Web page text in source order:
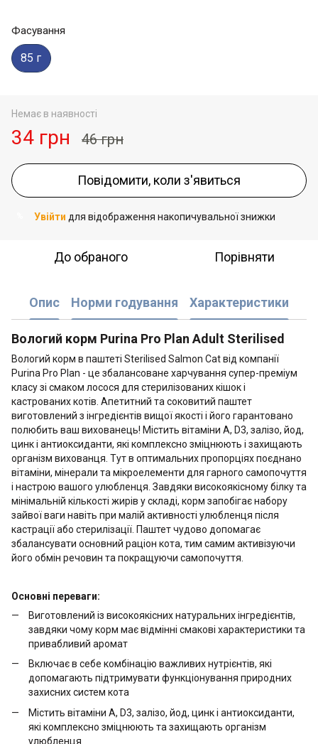
Фасування
85 г
Немає в наявності
34 грн 46 грн
Повідомити, коли з'явиться
Увійти для відображення накопичувальної знижки
До обраного Порівняти
Опис Норми годування Характеристики
Вологий корм Purina Pro Plan Adult Sterilised
Вологий корм в паштеті Sterilised Salmon Cat від компанії
Purina Pro Plan - це збалансоване харчування супер-преміум
класу зі смаком лосося для стерилізованих кішок і
кастрованих котів. Апетитний та соковитий паштет
виготовлений з інгредієнтів вищої якості і його гарантовано
полюбить ваш вихованець! Містить вітаміни А, D3, залізо, йод,
цинк і антиоксиданти, які комплексно зміцнюють і захищають
організм вихованця. Тут в оптимальних пропорціях поєднано
вітаміни, мінерали та мікроелементи для гарного самопочуття
і настрою вашого улюбленця. Завдяки високоякісному білку та
мінімальній кількості жирів у складі, корм запобігає набору
зайвої ваги навіть при малій активності улюбленця після
кастрації або стерилізації. Паштет чудово допомагає
збалансувати основний раціон кота, тим самим активізуючи
його обмін речовин та покращуючи самопочуття.
Основні переваги:
Виготовлений із високоякісних натуральних інгредієнтів,
завдяки чому корм має відмінні смакові характеристики та
привабливий аромат
Включає в себе комбінацію важливих нутрієнтів, які
допомагають підтримувати функціонування природних
захисних систем кота
Містить вітаміни А, D3, залізо, йод, цинк і антиоксиданти,
які комплексно зміцнюють та захищають організм
улюбленця